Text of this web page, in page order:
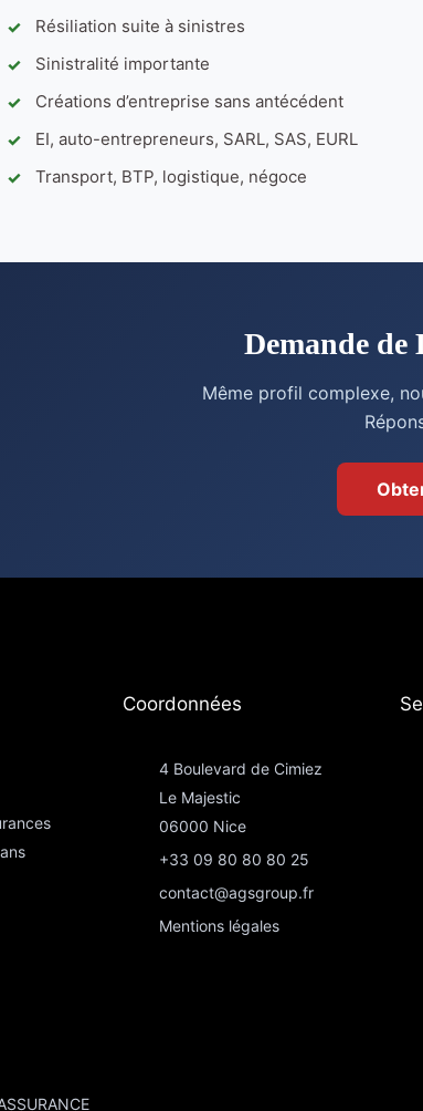
Résiliation suite à sinistres
Sinistralité importante
Créations d’entreprise sans antécédent
EI, auto-entrepreneurs, SARL, SAS, EURL
Transport, BTP, logistique, négoce
Demande de
Même profil complexe,
Coordonnées​
4 Boulevard de Cimiez
Le Majestic
06000 Nice
+33 09 80 80 80 25
contact@agsgroup.fr
Mentions légales